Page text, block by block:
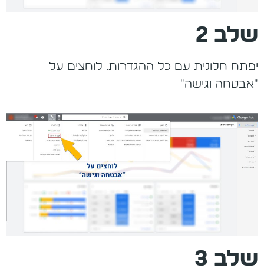
שלב 2
יפתח חלונית עם כל ההגדרות. לוחצים על
"אבטחה וגישה"
שלב 3